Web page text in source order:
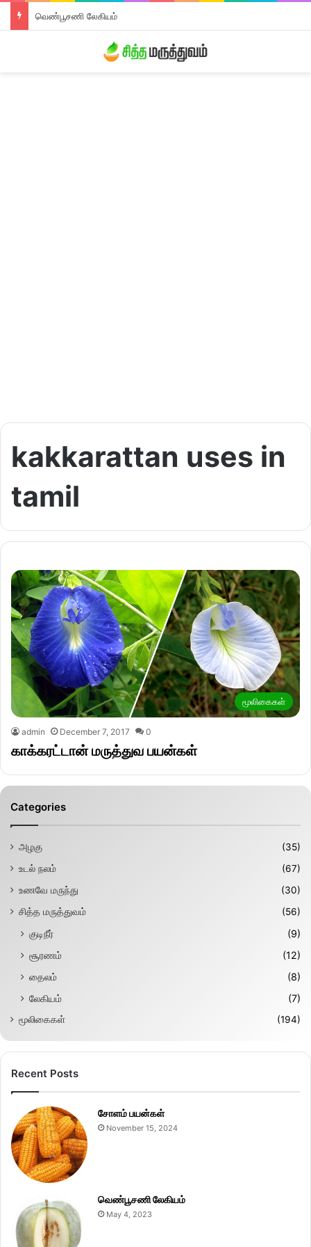
வெண்பூசணி லேகியம்
kakkarattan uses in
tamil
மூலிகைகள்
admin December 7, 2017 0
காக்கரட்டான் மருத்துவ பயன்கள்
Categories
அழகு
(35)
உடல் நலம்
(67)
உணவே மருந்து
(30)
சித்த மருத்துவம்
(56)
குடிநீர்
(9)
சூரணம்
(12)
தைலம்
(8)
லேகியம்
(7)
மூலிகைகள் (194)
Recent Posts
சோளம் பயன்கள்
November 15, 2024
வெண்பூசணி லேகியம்
May 4, 2023